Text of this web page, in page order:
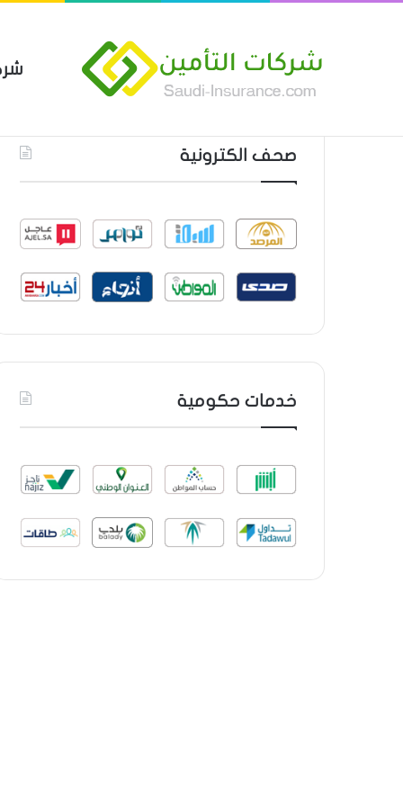
أحدث المواضيع بوليصة التأمين العام من شركة
صحف الكترونية
خدمات حكومية